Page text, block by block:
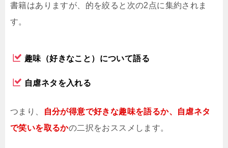
書籍はありますが、的を絞ると次の2点に集約されま
す。
趣味（好きなこと）について語る
自虐ネタを入れる
つまり、
自分が得意で好きな趣味を語るか、自虐ネタ
で笑いを取るかの二択をおススメします。